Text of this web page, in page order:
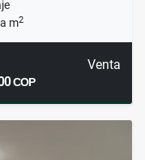
m2
Venta
COP